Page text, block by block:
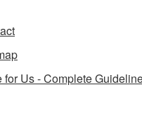
for Us - Complete